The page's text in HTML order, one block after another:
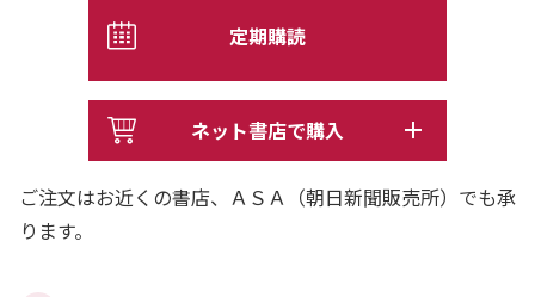
定期購読
ネット書店で購入
ご注文はお近くの書店、ＡＳＡ（朝日新聞販売所）でも承
ります。